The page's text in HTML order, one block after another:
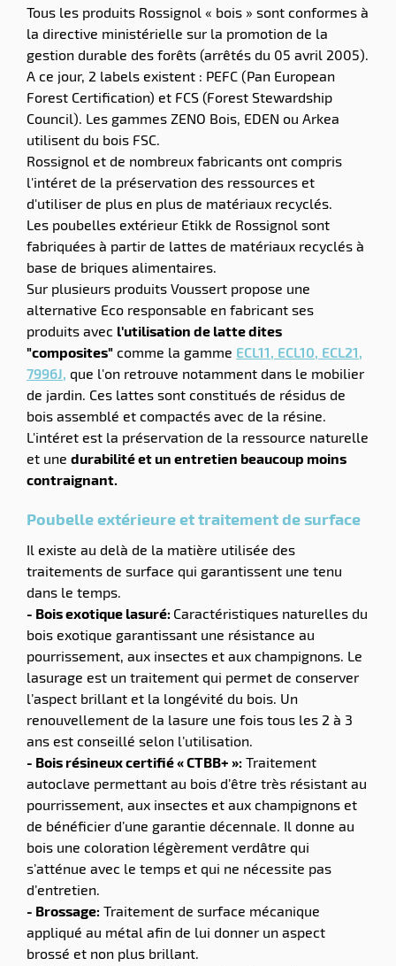
Tous les produits Rossignol « bois » sont conformes à
la directive ministérielle sur la promotion de la
gestion durable des forêts (arrêtés du 05 avril 2005).
A ce jour, 2 labels existent : PEFC (Pan European
Forest Certification) et FCS (Forest Stewardship
Council). Les gammes ZENO Bois, EDEN ou Arkea
utilisent du bois FSC.
Rossignol et de nombreux fabricants ont compris
l'intéret de la préservation des ressources et
d'utiliser de plus en plus de matériaux recyclés.
Les poubelles extérieur Etikk de Rossignol sont
fabriquées à partir de lattes de matériaux recyclés à
base de briques alimentaires.
Sur plusieurs produits Voussert propose une
alternative Eco responsable en fabricant ses
produits avec l'utilisation de latte dites
"composites" comme la gamme ECL11, ECL10, ECL21,
7996J, que l'on retrouve notamment dans le mobilier
de jardin. Ces lattes sont constitués de résidus de
bois assemblé et compactés avec de la résine.
L'intéret est la préservation de la ressource naturelle
et une durabilité et un entretien beaucoup moins
contraignant.
Poubelle extérieure et traitement de surface
Il existe au delà de la matière utilisée des
traitements de surface qui garantissent une tenu
dans le temps.
- Bois exotique lasuré: Caractéristiques naturelles du
bois exotique garantissant une résistance au
pourrissement, aux insectes et aux champignons. Le
lasurage est un traitement qui permet de conserver
l’aspect brillant et la longévité du bois. Un
renouvellement de la lasure une fois tous les 2 à 3
ans est conseillé selon l’utilisation.
- Bois résineux certifié « CTBB+ »: Traitement
autoclave permettant au bois d’être très résistant au
pourrissement, aux insectes et aux champignons et
de bénéficier d’une garantie décennale. Il donne au
bois une coloration légèrement verdâtre qui
s’atténue avec le temps et qui ne nécessite pas
d’entretien.
- Brossage: Traitement de surface mécanique
appliqué au métal afin de lui donner un aspect
brossé et non plus brillant.